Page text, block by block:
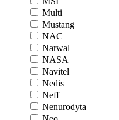
Multi
Mustang
NAC
Narwal
NASA
Navitel
Nedis
Neff
Nenurodyta